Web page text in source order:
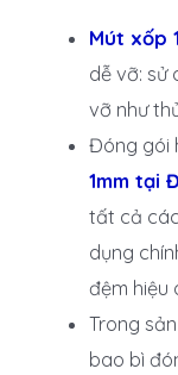
Mút xốp
dễ vỡ: sử
vỡ như
Đóng gói
1mm tại
tất cả
dụng
đệm hiệu
Trong
bao bì